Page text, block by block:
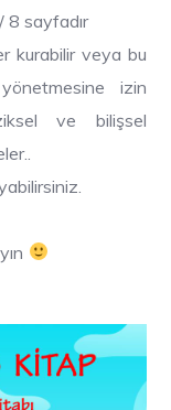
8 sayfadır
kurabilir veya bu
izin
ve bilişsel